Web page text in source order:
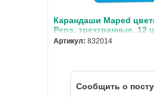
Карандаши Maped
Peps, трехгранные, 12
металлической
Артикул: 832014
Cообщить о